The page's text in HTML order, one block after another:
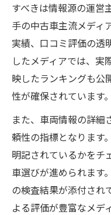
すべきは情報源の運営
手の中古車主流メディ
実績、口コミ評価の透
したメディアでは、実
映したランキングも公
性が確保されています。
また、車両情報の詳細
頼性の指標となります
明記されているかをチ
車選びが進められます
の検査結果が添付され
よる評価が豊富なメデ